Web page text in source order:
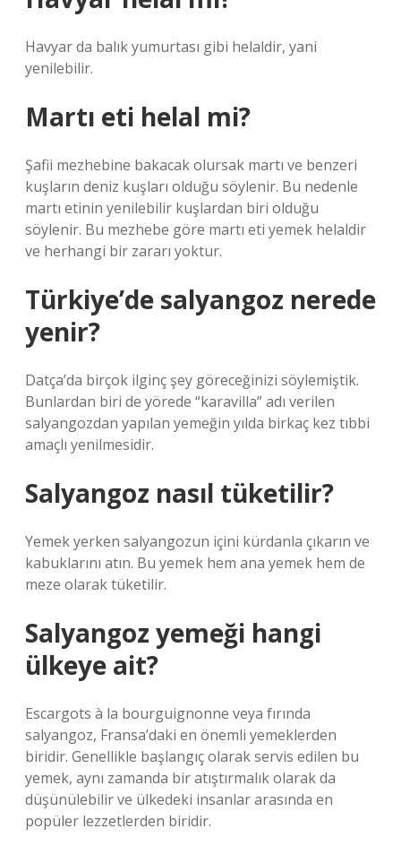
Havyar da balık yumurtası gibi helaldir, yani
yenilebilir.
Martı eti helal mi?
Şafii mezhebine bakacak olursak martı ve benzeri
kuşların deniz kuşları olduğu söylenir. Bu nedenle
martı etinin yenilebilir kuşlardan biri olduğu
söylenir. Bu mezhebe göre martı eti yemek helaldir
ve herhangi bir zararı yoktur.
Türkiye’de salyangoz nerede
yenir?
Datça’da birçok ilginç şey göreceğinizi söylemiştik.
Bunlardan biri de yörede “karavilla” adı verilen
salyangozdan yapılan yemeğin yılda birkaç kez tıbbi
amaçlı yenilmesidir.
Salyangoz nasıl tüketilir?
Yemek yerken salyangozun içini kürdanla çıkarın ve
kabuklarını atın. Bu yemek hem ana yemek hem de
meze olarak tüketilir.
Salyangoz yemeği hangi
ülkeye ait?
Escargots à la bourguignonne veya fırında
salyangoz, Fransa’daki en önemli yemeklerden
biridir. Genellikle başlangıç ​​olarak servis edilen bu
yemek, aynı zamanda bir atıştırmalık olarak da
düşünülebilir ve ülkedeki insanlar arasında en
popüler lezzetlerden biridir.